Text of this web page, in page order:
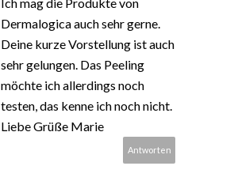
Dermalogica auch sehr gerne.
Deine kurze Vorstellung ist auch
sehr gelungen. Das Peeling
möchte ich allerdings noch
testen, das kenne ich noch nicht.
Liebe Grüße Marie
Antworten